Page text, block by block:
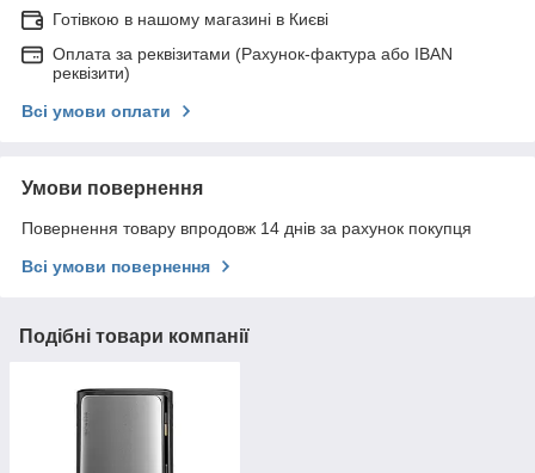
Готівкою в нашому магазині в Києві
Оплата за реквізитами (Рахунок-фактура або IBAN
реквізити)
Всі умови оплати
Умови повернення
Повернення товару впродовж 14 днів за рахунок покупця
Всі умови повернення
Подібні товари компанії